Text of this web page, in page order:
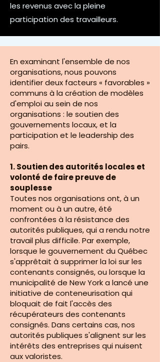
les revenus avec la pleine
participation des travailleurs.
En examinant l'ensemble de nos
organisations, nous pouvons
identifier deux facteurs « favorables »
communs à la création de modèles
d'emploi au sein de nos
organisations : le soutien des
gouvernements locaux, et la
participation et le leadership des
pairs.
1. Soutien des autorités locales et
volonté de faire preuve de
souplesse
Toutes nos organisations ont, à un
moment ou à un autre, été
confrontées à la résistance des
autorités publiques, qui a rendu notre
travail plus difficile. Par exemple,
lorsque le gouvernement du Québec
s'apprêtait à supprimer la loi sur les
contenants consignés, ou lorsque la
municipalité de New York a lancé une
initiative de conteneurisation qui
bloquait de fait l'accès des
récupérateurs des contenants
consignés. Dans certains cas, nos
autorités publiques s'alignent sur les
intérêts des entreprises qui nuisent
aux valoristes.